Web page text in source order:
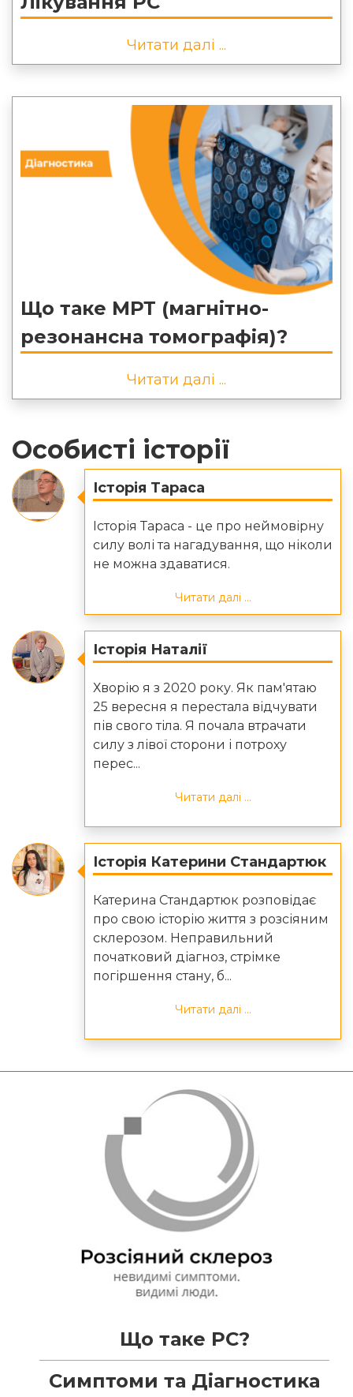
Читати далі ...
Що таке МРТ (магнітно-
резонансна томографія)?
Читати далі ...
Особисті історії
Історія Тараса
Історія Тараса - це про неймовірну
силу волі та нагадування, що ніколи
не можна здаватися.
Читати далі ...
Історія Наталії
Хворію я з 2020 року. Як пам'ятаю
25 вересня я перестала відчувати
пів свого тіла. Я почала втрачати
силу з лівої сторони і потроху
перес...
Читати далі ...
Історія Катерини Стандартюк
Катерина Стандартюк розповідає
про свою історію життя з розсіяним
склерозом. Неправильний
початковий діагноз, стрімке
погіршення стану, б...
Читати далі ...
Що таке РС?
Симптоми та Діагностика